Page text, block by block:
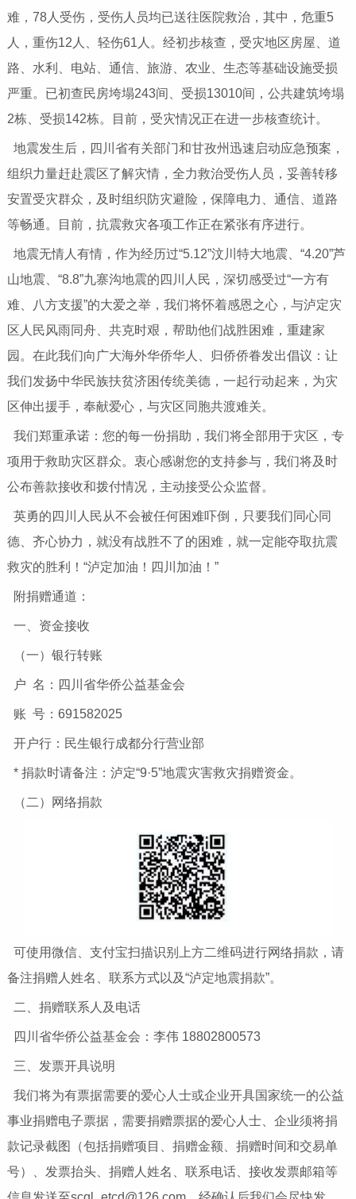
难，78人受伤，受伤人员均已送往医院救治，其中，危重5
人，重伤12人、轻伤61人。经初步核查，受灾地区房屋、道
路、水利、电站、通信、旅游、农业、生态等基础设施受损
严重。已初查民房垮塌243间、受损13010间，公共建筑垮塌
2栋、受损142栋。目前，受灾情况正在进一步核查统计。
地震发生后，四川省有关部门和甘孜州迅速启动应急预案，
组织力量赶赴震区了解灾情，全力救治受伤人员，妥善转移
安置受灾群众，及时组织防灾避险，保障电力、通信、道路
等畅通。目前，抗震救灾各项工作正在紧张有序进行。
地震无情人有情，作为经历过“5.12”汶川特大地震、“4.20”芦
山地震、“8.8”九寨沟地震的四川人民，深切感受过“一方有
难、八方支援”的大爱之举，我们将怀着感恩之心，与泸定灾
区人民风雨同舟、共克时艰，帮助他们战胜困难，重建家
园。在此我们向广大海外华侨华人、归侨侨眷发出倡议：让
我们发扬中华民族扶贫济困传统美德，一起行动起来，为灾
区伸出援手，奉献爱心，与灾区同胞共渡难关。
我们郑重承诺：您的每一份捐助，我们将全部用于灾区，专
项用于救助灾区群众。衷心感谢您的支持参与，我们将及时
公布善款接收和拨付情况，主动接受公众监督。
英勇的四川人民从不会被任何困难吓倒，只要我们同心同
德、齐心协力，就没有战胜不了的困难，就一定能夺取抗震
救灾的胜利！“泸定加油！四川加油！”
附捐赠通道：
一、资金接收
（一）银行转账
户 名：四川省华侨公益基金会
账 号：691582025
开户行：民生银行成都分行营业部
* 捐款时请备注：泸定“9·5”地震灾害救灾捐赠资金。
（二）网络捐款
可使用微信、支付宝扫描识别上方二维码进行网络捐款，请
备注捐赠人姓名、联系方式以及“泸定地震捐款”。
二、捐赠联系人及电话
四川省华侨公益基金会：李伟 18802800573
三、发票开具说明
我们将为有票据需要的爱心人士或企业开具国家统一的公益
事业捐赠电子票据，需要捐赠票据的爱心人士、企业须将捐
款记录截图（包括捐赠项目、捐赠金额、捐赠时间和交易单
号）、发票抬头、捐赠人姓名、联系电话、接收发票邮箱等